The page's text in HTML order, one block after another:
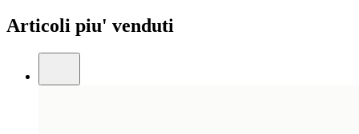
Articoli piu' venduti